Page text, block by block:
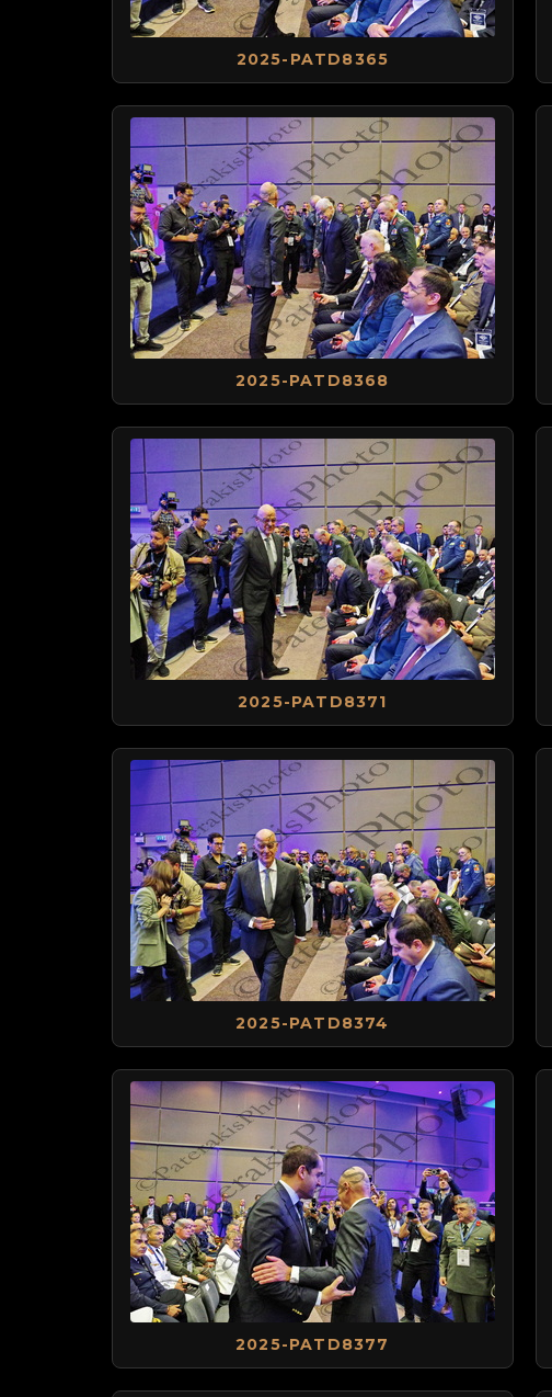
2025-PATD8365
2025-PATD8368
2025-PATD8371
2025-PATD8374
2025-PATD8377